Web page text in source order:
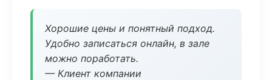
Хорошие цены и понятный подход.
Удобно записаться онлайн, в зале
можно поработать.
— Клиент компании